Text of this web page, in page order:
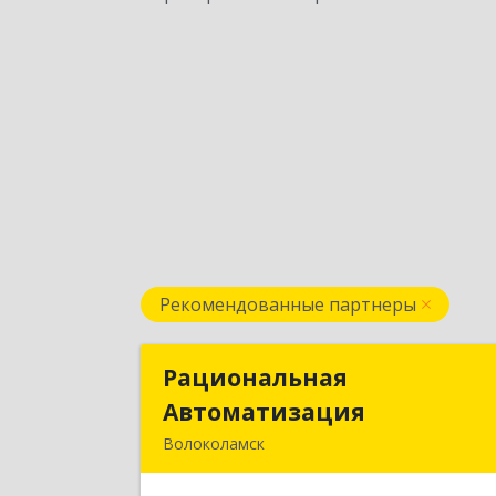
Рекомендованные партнеры
Рациональная
Автоматизация
Волоколамск
Рациональная
Автоматизация